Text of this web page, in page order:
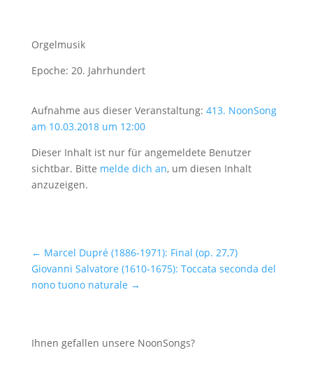
Orgelmusik
Epoche: 20. Jahrhundert
Aufnahme aus dieser Veranstaltung: 413. NoonSong
am 10.03.2018 um 12:00
Dieser Inhalt ist nur für angemeldete Benutzer
sichtbar. Bitte melde dich an, um diesen Inhalt
anzuzeigen.
← Marcel Dupré (1886-1971): Final (op. 27,7)
Giovanni Salvatore (1610-1675): Toccata seconda del
nono tuono naturale →
Ihnen gefallen unsere NoonSongs?